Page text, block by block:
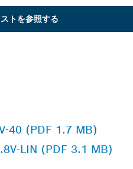
トを参照する
40 (PDF 1.7 MB)
LIN (PDF 3.1 MB)